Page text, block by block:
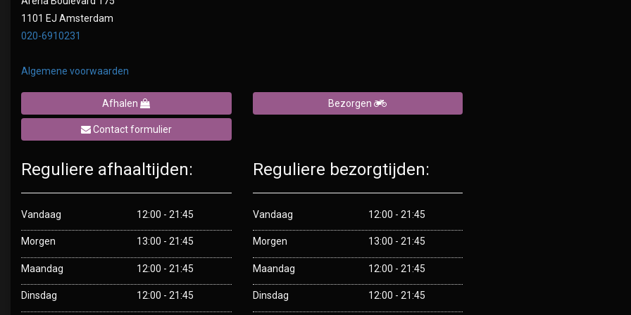
1101 EJ Amsterdam
020-6910231
Algemene voorwaarden
Afhalen Bezorgen
Contact formulier
Reguliere afhaaltijden:
Vandaag 12:00 - 21:45
Morgen 13:00 - 21:45
Maandag 12:00 - 21:45
Dinsdag 12:00 - 21:45
Reguliere bezorgtijden:
Vandaag 12:00 - 21:45
Morgen 13:00 - 21:45
Maandag 12:00 - 21:45
Dinsdag 12:00 - 21:45